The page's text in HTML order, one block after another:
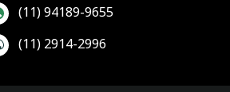
(11) 94189-9655
(11) 2914-2996